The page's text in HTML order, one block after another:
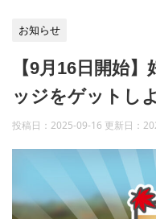
お知らせ
【9月16日開始
ッジをゲットし
投稿日：2025-09-16 更新日：